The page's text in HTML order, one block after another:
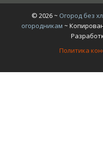
© 2026 ~ Огород без
огородникам ~
Политика